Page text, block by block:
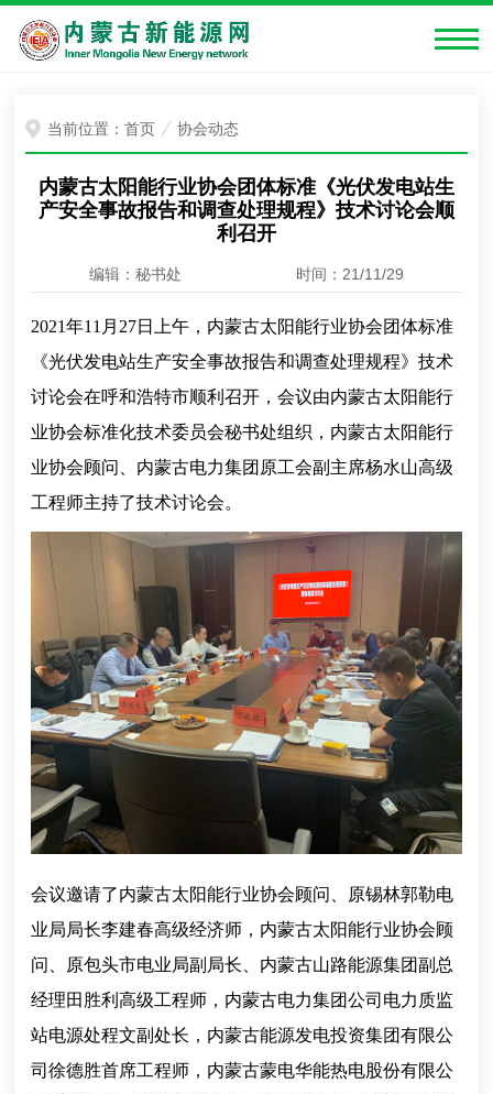
当前位置：首页 协会动态
内蒙古太阳能行业协会团体标准《光伏发电站生
产安全事故报告和调查处理规程》技术讨论会顺
利召开
编辑：秘书处 时间：21/11/29
2021年11月27日上午，内蒙古太阳能行业协会团体标准
《光伏发电站生产安全事故报告和调查处理规程》技术
讨论会在呼和浩特市顺利召开，会议由内蒙古太阳能行
业协会标准化技术委员会秘书处组织，内蒙古太阳能行
业协会顾问、内蒙古电力集团原工会副主席杨水山高级
工程师主持了技术讨论会。
会议邀请了内蒙古太阳能行业协会顾问、原锡林郭勒电
业局局长李建春高级经济师，内蒙古太阳能行业协会顾
问、原包头市电业局副局长、内蒙古山路能源集团副总
经理田胜利高级工程师，内蒙古电力集团公司电力质监
站电源处程文副处长，内蒙古能源发电投资集团有限公
司徐德胜首席工程师，内蒙古蒙电华能热电股份有限公